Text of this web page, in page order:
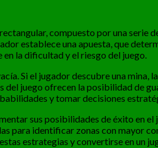
compuesto por una
establece una apuesta, que
la dificultad y el riesgo del juego.
Si el jugador descubre una
del juego ofrecen la posibilidad
y tomar decisiones
sus posibilidades de éxito en
para identificar zonas con mayor
estrategias y convertirse en un